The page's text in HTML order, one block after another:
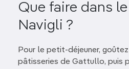
Que faire dans
Navigli ?
Pour le petit-déjeuner,
pâtisseries de Gattullo, puis